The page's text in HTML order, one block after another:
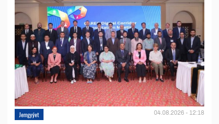
Jemgyýet 04.08.2026 - 12:18